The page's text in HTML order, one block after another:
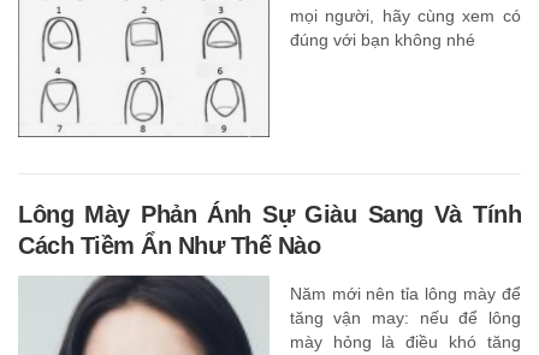
mọi người, hãy cùng xem có
đúng với bạn không nhé
Lông Mày Phản Ánh Sự Giàu Sang Và Tính
Cách Tiềm Ẩn Như Thế Nào
Năm mới nên tỉa lông mày để
tăng vận may: nếu để lông
mày hỏng là điều khó tăng